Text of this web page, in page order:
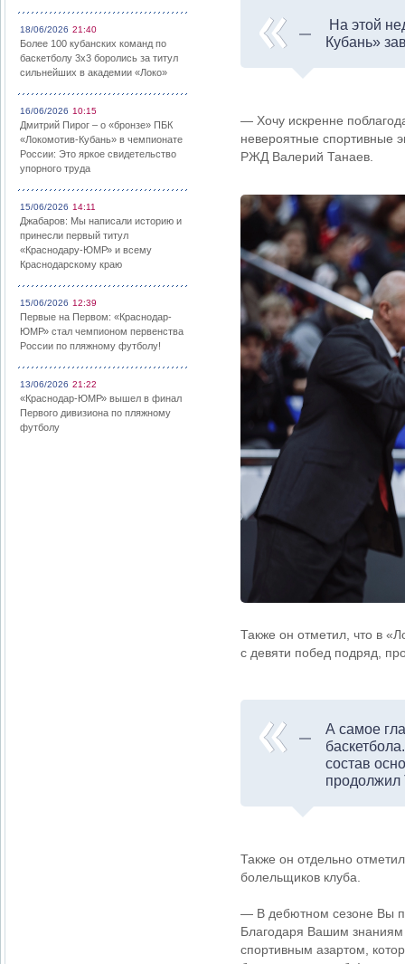
18/06/2026 21:40
Более 100 кубанских команд по
баскетболу 3х3 боролись за титул
сильнейших в академии «Локо»
16/06/2026 10:15
Дмитрий Пирог – о «бронзе» ПБК
«Локомотив-Кубань» в чемпионате
России: Это яркое свидетельство
упорного труда
15/06/2026 14:11
Джабаров: Мы написали историю и
принесли первый титул
«Краснодару-ЮМР» и всему
Краснодарскому краю
15/06/2026 12:39
Первые на Первом: «Краснодар-
ЮМР» стал чемпионом первенства
России по пляжному футболу!
13/06/2026 21:22
«Краснодар-ЮМР» вышел в финал
Первого дивизиона по пляжному
футболу
На этой
Кубань»
— Хочу искренне
невероятные спортивные
РЖД Валерий Танаев.
Также он отметил, что в
с девяти побед подряд,
А самое
состав
продолжил
Также он отдельно
болельщиков клуба.
— В дебютном сезоне Вы
Благодаря Вашим знаниям
спортивным азартом,